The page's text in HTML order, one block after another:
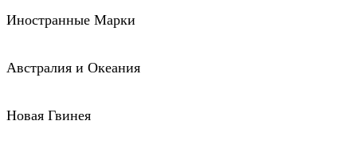
Иностранные Марки
Австралия и Океания
Новая Гвинея